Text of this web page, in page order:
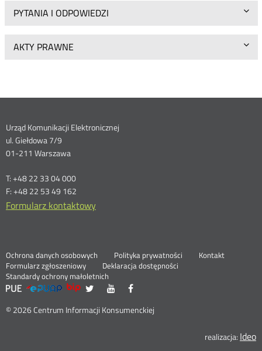
PYTANIA I ODPOWIEDZI
AKTY PRAWNE
Dane
kontaktowe
Urząd Komunikacji Elektronicznej
ul. Giełdowa 7/9
01-211 Warszawa
T: +48 22 33 04 000
F: +48 22 53 49 162
Formularz kontaktowy
Ochrona danych osobowych Polityka prywatności
Kontakt
Formularz zgłoszeniowy
Nowa
karta
Deklaracja dostępności
Standardy ochrony małoletnich
UKE
Serwisy
>Social
UKE
portalu
Nowa UKE
portalu
Youtube
Nowa
portalu
Facebook
© 2026 Centrum Informacji Konsumenckiej
realizacja: Ideo